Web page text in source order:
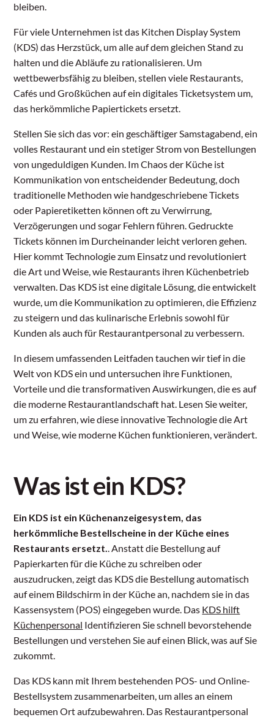
bleiben.
Für viele Unternehmen ist das Kitchen Display System
(KDS) das Herzstück, um alle auf dem gleichen Stand zu
halten und die Abläufe zu rationalisieren. Um
wettbewerbsfähig zu bleiben, stellen viele Restaurants,
Cafés und Großküchen auf ein digitales Ticketsystem um,
das herkömmliche Papiertickets ersetzt.
Stellen Sie sich das vor: ein geschäftiger Samstagabend, ein
volles Restaurant und ein stetiger Strom von Bestellungen
von ungeduldigen Kunden. Im Chaos der Küche ist
Kommunikation von entscheidender Bedeutung, doch
traditionelle Methoden wie handgeschriebene Tickets
oder Papieretiketten können oft zu Verwirrung,
Verzögerungen und sogar Fehlern führen. Gedruckte
Tickets können im Durcheinander leicht verloren gehen.
Hier kommt Technologie zum Einsatz und revolutioniert
die Art und Weise, wie Restaurants ihren Küchenbetrieb
verwalten. Das KDS ist eine digitale Lösung, die entwickelt
wurde, um die Kommunikation zu optimieren, die Effizienz
zu steigern und das kulinarische Erlebnis sowohl für
Kunden als auch für Restaurantpersonal zu verbessern.
In diesem umfassenden Leitfaden tauchen wir tief in die
Welt von KDS ein und untersuchen ihre Funktionen,
Vorteile und die transformativen Auswirkungen, die es auf
die moderne Restaurantlandschaft hat. Lesen Sie weiter,
um zu erfahren, wie diese innovative Technologie die Art
und Weise, wie moderne Küchen funktionieren, verändert.
Was ist ein KDS?
Ein KDS ist ein Küchenanzeigesystem, das
herkömmliche Bestellscheine in der Küche eines
Restaurants ersetzt.. Anstatt die Bestellung auf
Papierkarten für die Küche zu schreiben oder
auszudrucken, zeigt das KDS die Bestellung automatisch
auf einem Bildschirm in der Küche an, nachdem sie in das
Kassensystem (POS) eingegeben wurde. Das KDS hilft
Küchenpersonal Identifizieren Sie schnell bevorstehende
Bestellungen und verstehen Sie auf einen Blick, was auf Sie
zukommt.
Das KDS kann mit Ihrem bestehenden POS- und Online-
Bestellsystem zusammenarbeiten, um alles an einem
bequemen Ort aufzubewahren. Das Restaurantpersonal